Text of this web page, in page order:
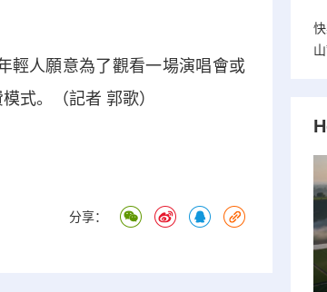
人願意為了觀看一場演唱會或
式。（記者 郭歌）
分享：